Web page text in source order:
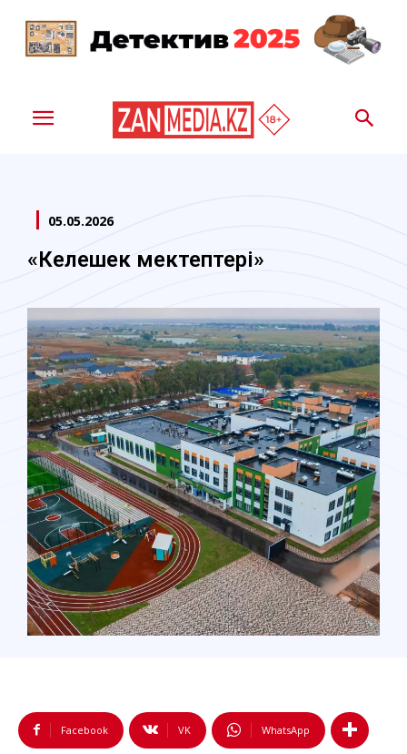
05.05.2026
«Келешек мектептері»
Facebook VK WhatsApp